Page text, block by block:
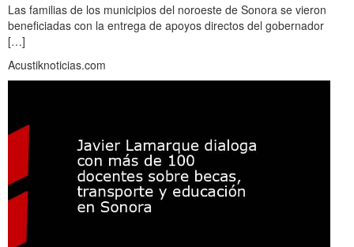
Las familias de los municipios del noroeste de Sonora se vieron
beneficiadas con la entrega de apoyos directos del gobernador
[…]
Acustiknoticias.com